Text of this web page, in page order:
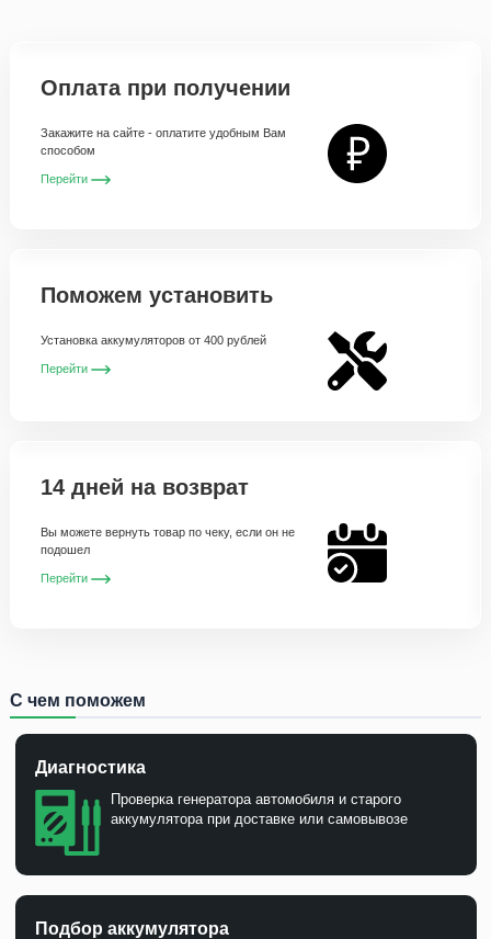
Оплата при получении
Закажите на сайте - оплатите удобным Вам
способом
Перейти
Поможем установить
Установка аккумуляторов от 400 рублей
Перейти
14 дней на возврат
Вы можете вернуть товар по чеку, если он не
подошел
Перейти
С чем поможем
Диагностика
Проверка генератора автомобиля и старого
аккумулятора при доставке или самовывозе
Подбор аккумулятора